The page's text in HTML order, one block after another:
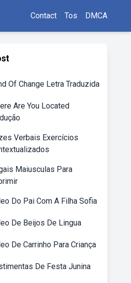
Contact Tos DMCA
Of Change Letra Traduzida
Are You Located
Verbais Exercícios
Maiusculas Para
Do Pai Com A Filha Sofia
De Beijos De Lingua
De Carrinho Para Criança
De Festa Junina